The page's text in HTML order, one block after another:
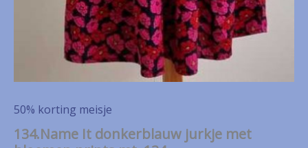
50% korting meisje
134.Name It donkerblauw jurkje met